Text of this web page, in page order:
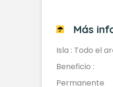
Más
Isla : Todo el
Beneficio :
Permanente